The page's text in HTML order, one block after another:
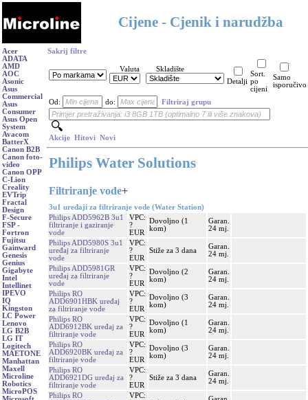
Cijene - Cjenik i narudžba
Acer
ADATA
AMD
AOC
Asonic
Asus
Commercial
Asus
Consumer
Asus Open
System
Avacom
BatterX
Canon B2B
Canon foto-
video
Canon OPP
C-Lion
Creality
EVTrip
Fractal
Design
F-Secure
FSP -
Fortron
Fujitsu
Gainward
Genesis
Genius
Gigabyte
Intel
Intellinet
IPEVO
IQ
Kingston
LC Power
Lenovo
LG B2B
LG IT
Logitech
MAETONE
Manhattan
Maxell
Microline
Robotics
MicroPOS
Sakrij filtre
Valuta
Skladište
Detalji
Sort.
po
cijeni
Samo
isporučivo
Od: do: Filtriraj grupu
Akcije Hitovi Novi
Philips Water Solutions
Filtriranje vode+
3u1 uređaji za filtriranje vode (Water Station)
Philips ADD5962B 3u1
filtriranje i gaziranje
vode
VPC:
?
EUR
Dovoljno (1
kom)
Garan.
24 mj.
Philips ADD5980S 3u1
uređaj za filtriranje
vode
VPC:
?
EUR
Stiže za 3 dana
Garan.
24 mj.
Philips ADD5981GR
uređaj za filtriranje
vode
VPC:
?
EUR
Dovoljno (2
kom)
Garan.
24 mj.
Philips RO
ADD6901HBK uređaj
za filtriranje vode
VPC:
?
EUR
Dovoljno (3
kom)
Garan.
24 mj.
Philips RO
ADD6912BK uređaj za
filtriranje vode
VPC:
?
EUR
Dovoljno (1
kom)
Garan.
24 mj.
Philips RO
ADD6920BK uređaj za
filtriranje vode
VPC:
?
EUR
Dovoljno (3
kom)
Garan.
24 mj.
Philips RO
ADD6921DG uređaj za
filtriranje vode
VPC:
?
EUR
Stiže za 3 dana
Garan.
24 mj.
Philips RO
VPC: